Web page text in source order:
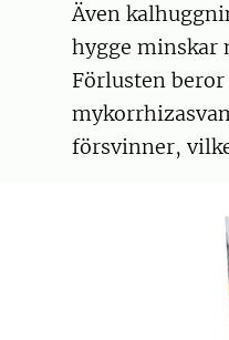
Även
hygge minskar
Förlusten
försvinner,